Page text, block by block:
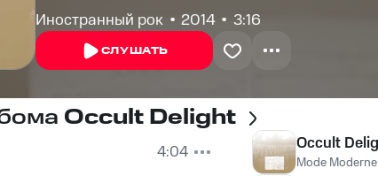
Иностранный рок 2014 3:16
СЛУШАТЬ
Occult Delight
4:04
Occult
Mode Moderne